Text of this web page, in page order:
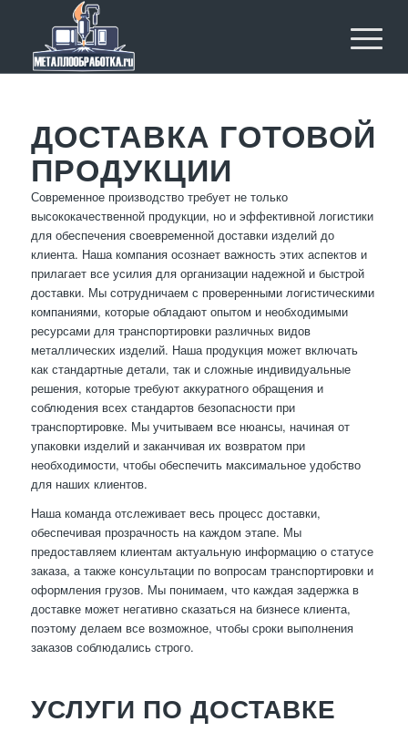
ДОСТАВКА ГОТОВОЙ
ПРОДУКЦИИ
Современное производство требует не только
высококачественной продукции, но и эффективной логистики
для обеспечения своевременной доставки изделий до
клиента. Наша компания осознает важность этих аспектов и
прилагает все усилия для организации надежной и быстрой
доставки. Мы сотрудничаем с проверенными логистическими
компаниями, которые обладают опытом и необходимыми
ресурсами для транспортировки различных видов
металлических изделий. Наша продукция может включать
как стандартные детали, так и сложные индивидуальные
решения, которые требуют аккуратного обращения и
соблюдения всех стандартов безопасности при
транспортировке. Мы учитываем все нюансы, начиная от
упаковки изделий и заканчивая их возвратом при
необходимости, чтобы обеспечить максимальное удобство
для наших клиентов.
Наша команда отслеживает весь процесс доставки,
обеспечивая прозрачность на каждом этапе. Мы
предоставляем клиентам актуальную информацию о статусе
заказа, а также консультации по вопросам транспортировки и
оформления грузов. Мы понимаем, что каждая задержка в
доставке может негативно сказаться на бизнесе клиента,
поэтому делаем все возможное, чтобы сроки выполнения
заказов соблюдались строго.
УСЛУГИ ПО ДОСТАВКЕ